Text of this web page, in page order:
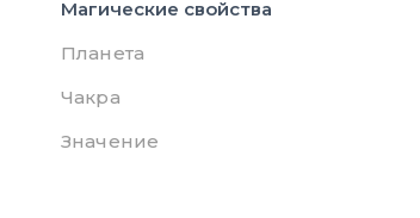
Магические свойства
Планета
Чакра
Значение